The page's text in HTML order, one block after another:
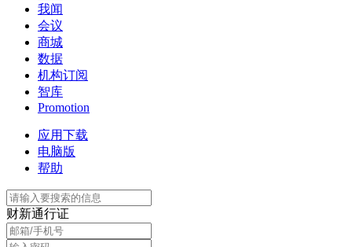
我闻
会议
商城
数据
机构订阅
智库
Promotion
应用下载
电脑版
帮助
财新通行证